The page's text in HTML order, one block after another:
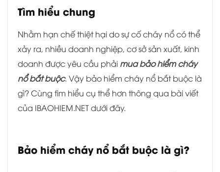
Tìm hiểu chung
Nhằm hạn chế thiệt hại do sự cố cháy nổ có thể
xảy ra, nhiều doanh nghiệp, cơ sở sản xuất, kinh
doanh được yêu cầu phải mua bảo hiểm cháy
nổ bắt buộc. Vậy bảo hiểm cháy nổ bắt buộc là
gì? Cùng tìm hiểu cụ thể hơn thông qua bài viết
của IBAOHIEM.NET dưới đây.
Bảo hiểm cháy nổ bắt buộc là gì?